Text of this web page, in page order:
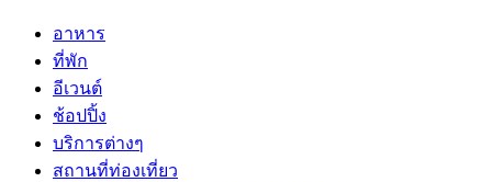
อาหาร
ที่พัก
อีเวนต์
ช้อปปิ้ง
บริการต่างๆ
สถานที่ท่องเที่ยว